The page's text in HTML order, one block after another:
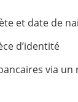
et date de
d’identité
via un